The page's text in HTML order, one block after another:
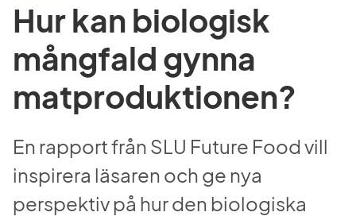
Hur kan biologisk
mångfald gynna
matproduktionen?
En rapport från SLU Future Food vill
inspirera läsaren och ge nya
perspektiv på hur den biologiska